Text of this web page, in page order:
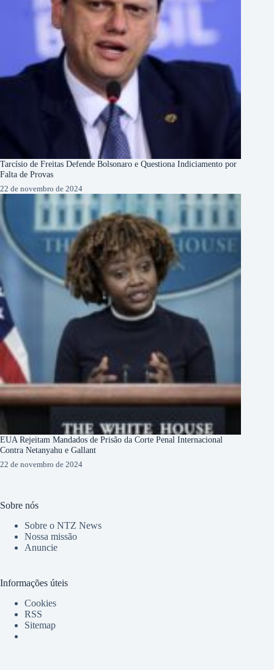
Tarcísio de Freitas Defende Bolsonaro e Questiona Indiciamento por
Falta de Provas
22 de novembro de 2024
EUA Rejeitam Mandados de Prisão da Corte Penal Internacional
Contra Netanyahu e Gallant
22 de novembro de 2024
Sobre nós
Sobre o NTZ News
Nossa missão
Anuncie
Informações úteis
Cookies
RSS
Sitemap